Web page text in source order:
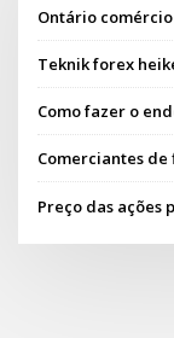
Ontário
Teknik forex
Como fazer o
Comerciantes
Preço das ações